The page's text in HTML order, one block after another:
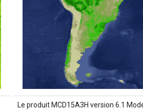
Le produit MCD15A3H version 6.1